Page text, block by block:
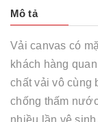
Mô tả
Vải canvas có
khách hàng
chất vải vô cùng
chống thấm
nhiều lần vệ